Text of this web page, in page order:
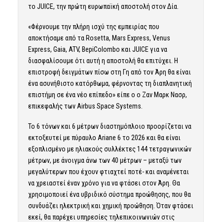
το JUICE, την πρώτη ευρωπαϊκή αποστολή στον Δία.
«Φέρνουμε την πλήρη ισχύ της εμπειρίας που
αποκτήσαμε από τα Rosetta, Mars Express, Venus
Express, Gaia, ATV, BepiColombo και JUICE για να
διασφαλίσουμε ότι αυτή η αποστολή θα επιτύχει. Η
επιστροφή δειγμάτων πίσω στη Γη από τον Άρη θα είναι
ένα ασυνήθιστο κατόρθωμα, φέρνοντας τη διαπλανητική
επιστήμη σε ένα νέο επίπεδο» είπε ο ο Ζαν Μαρκ Νασρ,
επικεφαλής των Airbus Space Systems.
Το 6 τόνων και 6 μέτρων διαστημόπλοιο προορίζεται να
εκτοξευτεί με πύραυλο Ariane 6 το 2026 και θα είναι
εξοπλισμένο με ηλιακούς συλλέκτες 144 τετραγωνικών
μέτρων, με άνοιγμα άνω των 40 μέτρων – μεταξύ των
μεγαλύτερων που έχουν φτιαχτεί ποτέ- και αναμένεται
να χρειαστεί έναν χρόνο για να φτάσει στον Άρη. Θα
χρησιμοποιεί ένα υβριδικό σύστημα προώθησης, που θα
συνδυάζει ηλεκτρική και χημική προώθηση. Όταν φτάσει
εκεί, θα παρέχει υπηρεσίες τηλεπικοινωνιών στις